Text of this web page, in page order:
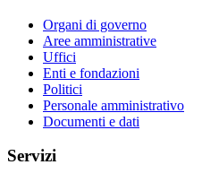
Organi di governo
Aree amministrative
Uffici
Enti e fondazioni
Politici
Personale amministrativo
Documenti e dati
Servizi